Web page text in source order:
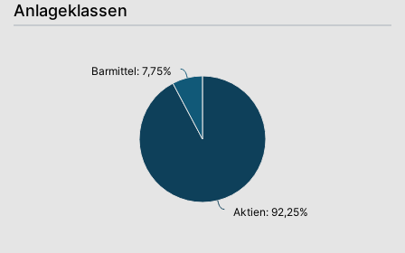
Anlageklassen
Aktien: 92,25%
Barmittel: 7,75%